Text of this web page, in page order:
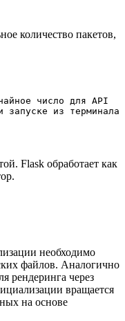
количество пакетов,
число для API
из терминала
Flask обработает как
необходимо
файлов. Аналогично
рендеринга через
вращается
на основе